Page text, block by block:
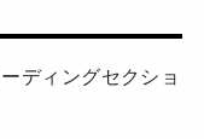
ディングセクショ